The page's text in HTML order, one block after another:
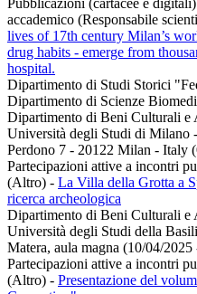
Pubblicazioni (cartacee e
accademico (Responsabile
lives of 17th century Milan’s
drug habits - emerge from
hospital.
Dipartimento di Studi Storici
Dipartimento di Scienze
Dipartimento di Beni Culturali e
Università degli Studi di Milano
Perdono 7 - 20122 Milan - Italy
Partecipazioni attive a incontri
(Altro) - La Villa della Grotta a
ricerca archeologica
Dipartimento di Beni Culturali e
Università degli Studi della
Matera, aula magna (10/04/
Partecipazioni attive a incontri
(Altro) - Presentazione del